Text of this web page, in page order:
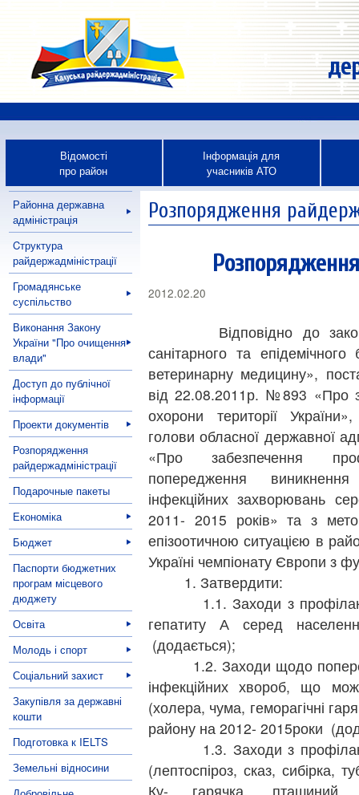
Відомості
про район
Інформація для
учасників АТО
Районна державна
адміністрація
Cтруктура
райдержадміністрації
Громадянське
суспільство
Виконання Закону
України "Про очищення
влади"
Доступ до публічної
інформації
Проекти документів
Розпорядження
райдержадміністрації
Подарочные пакеты
Економіка
Бюджет
Паспорти бюджетних
програм місцевого
дюджету
Освіта
Молодь і спорт
Соціальний захист
Закупівля за державні
кошти
Подготовка к IELTS
Земельні відносини
Розпорядження
2012.02.20
Відповідно до законів
санітарного та
ветеринарну медицину»,
від 22.08.2011р. №893 «Про
охорони території
голови обласної державної
«Про забезпечення
попередження
інфекційних захворювань
2011- 2015 років» та з
епізоотичною ситуацією в
Україні чемпіонату Європи з
1. Затвердити:
1.1. Заходи з
гепатиту А серед
(додається);
1.2. Заходи щодо
інфекційних хвороб, що
(холера, чума, геморагічні
району на 2012- 2015роки
1.3. Заходи з
(лептоспіроз, сказ, сибірка,
Ку- гарячка, пташиний